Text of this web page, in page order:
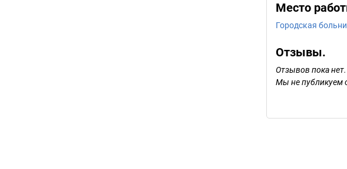
Место
Городская
Отзывы.
Отзывов пока нет.
Мы не публикуем